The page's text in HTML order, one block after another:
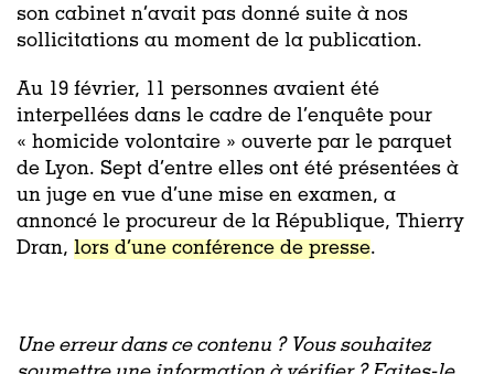
son cabinet n’avait pas donné suite à nos
sollicitations au moment de la publication.
Au 19 février, 11 personnes avaient été
interpellées dans le cadre de l’enquête pour
« homicide volontaire » ouverte par le parquet
de Lyon. Sept d’entre elles ont été présentées à
un juge en vue d’une mise en examen, a
annoncé le procureur de la République, Thierry
Dran, lors d’une conférence de presse.
Une erreur dans ce contenu ? Vous souhaitez